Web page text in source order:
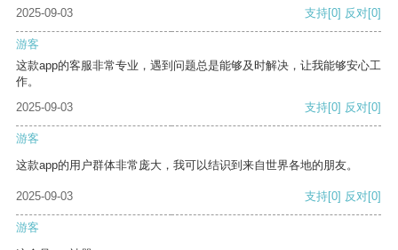
2025-09-03 支持[0] 反对[0]
游客
这款app的客服非常专业，遇到问题总是能够及时解决，让我能够安心工
作。
2025-09-03
支持[0] 反对[0]
游客
这款app的用户群体非常庞大，我可以结识到来自世界各地的朋友。
2025-09-03 支持[0] 反对[0]
游客